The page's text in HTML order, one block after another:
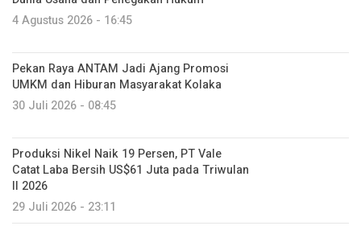
4 Agustus 2026 - 16:45
Pekan Raya ANTAM Jadi Ajang Promosi
UMKM dan Hiburan Masyarakat Kolaka
30 Juli 2026 - 08:45
Produksi Nikel Naik 19 Persen, PT Vale
Catat Laba Bersih US$61 Juta pada Triwulan
II 2026
29 Juli 2026 - 23:11